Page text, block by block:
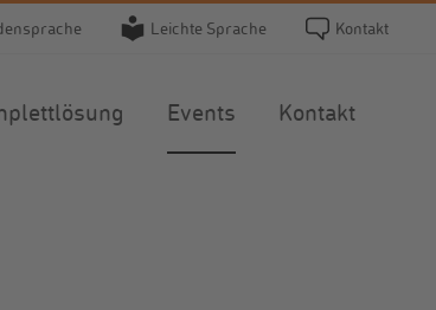
Leichte Sprache Kontakt
Events Kontakt